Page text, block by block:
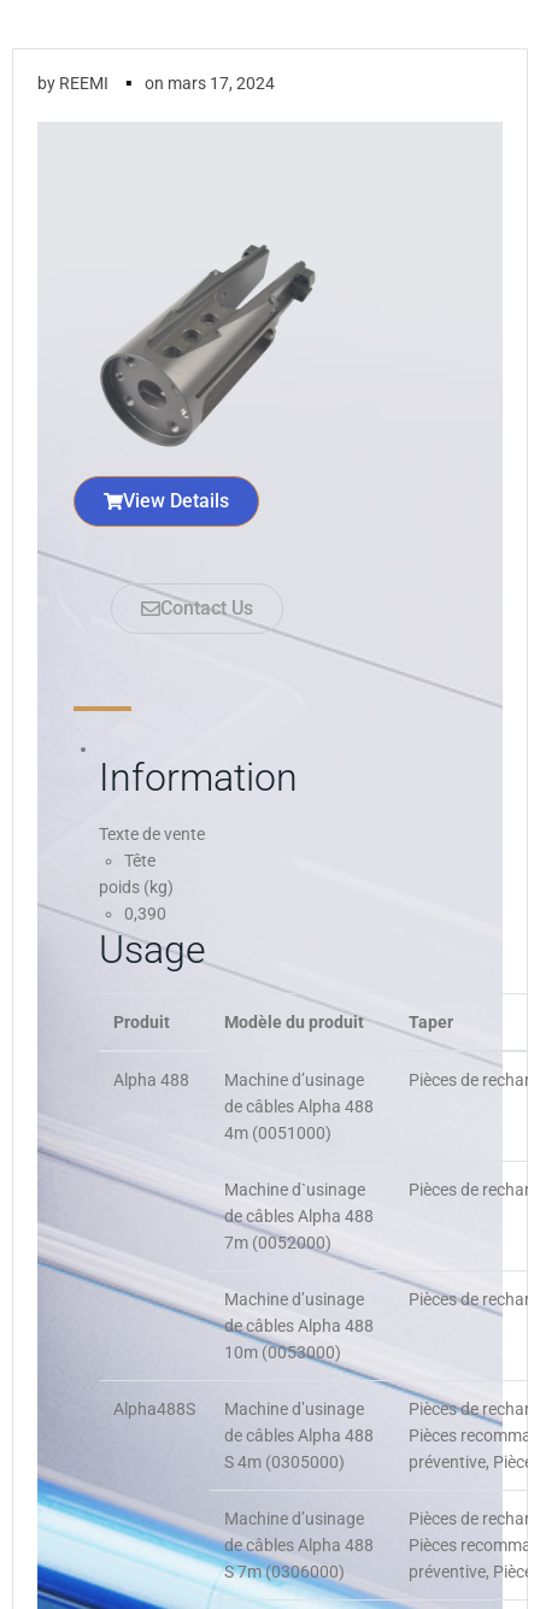
by REEMI ▪ on mars 17, 2024
View Details
Contact Us
Information
Texte de vente
Tête
poids (kg)
0,390
Usage
Produit Modèle du produit Taper
Alpha 488
Machine d’usinage
de câbles Alpha 488
4m (0051000)
Pièces de
Machine d`usinage
de câbles Alpha 488
7m (0052000)
Pièces de
Machine d’usinage
de câbles Alpha 488
10m (0053000)
Pièces de
Alpha488S
Machine d’usinage
de câbles Alpha 488
S 4m (0305000)
Pièces de
Pièces
préventive,
Machine d’usinage
de câbles Alpha 488
S 7m (0306000)
Pièces de
Pièces
préventive,